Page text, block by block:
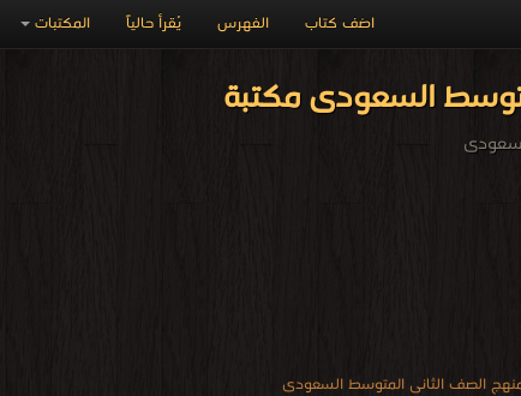
المكتبات يُقرأ حالياً الفهرس اضف كتاب
السعودى مكتبة
الصف الثانى المتوسط السعودى